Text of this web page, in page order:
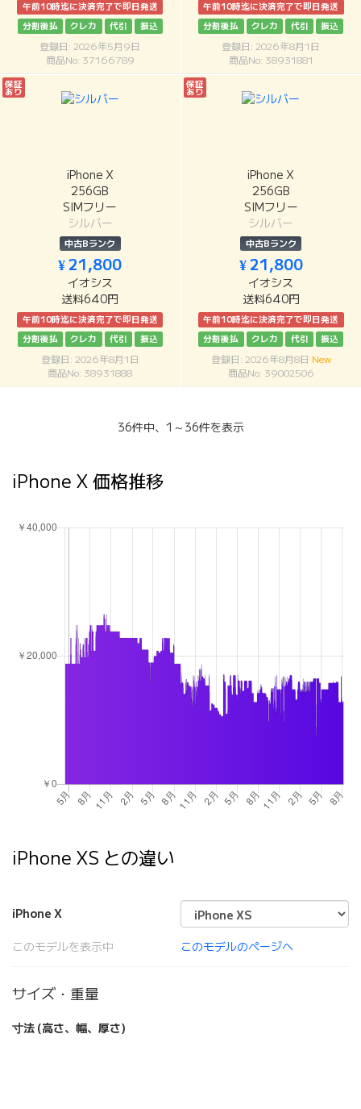
午前10時迄に決済完了で即日発送
分割後払
クレカ 代引 振込
登録日: 2026年5月9日
商品No: 37166789
午前10時迄に決済完了で即日発送
分割後払
クレカ 代引 振込
登録日: 2026年8月1日
商品No: 38931881
保証
あり
iPhone X
256GB
SIMフリー
シルバー
中古Bランク
¥ 21,800
イオシス
送料640円
午前10時迄に決済完了で即日発送
分割後払
クレカ 代引 振込
登録日: 2026年8月1日
商品No: 38931888
保証
あり
iPhone X
256GB
SIMフリー
シルバー
中古Bランク
¥ 21,800
イオシス
送料640円
午前10時迄に決済完了で即日発送
分割後払
クレカ 代引 振込
登録日: 2026年8月8日 New
商品No: 39002506
36件中、1～36件を表示
iPhone X 価格推移
iPhone XS との違い
iPhone X
このモデルを表示中 このモデルのページへ
サイズ・重量
寸法 (高さ、幅、厚さ)